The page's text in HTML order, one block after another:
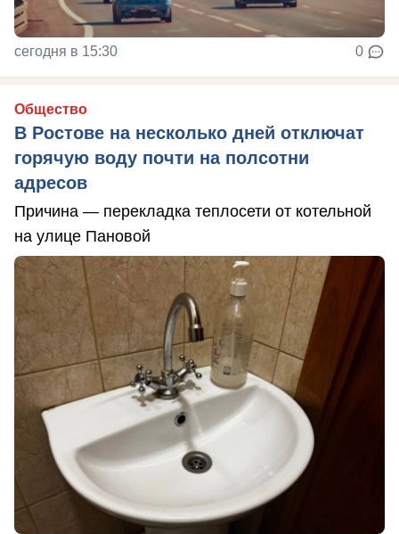
сегодня в 15:30 0
Общество
В Ростове на несколько дней отключат
горячую воду почти на полсотни
адресов
Причина — перекладка теплосети от котельной
на улице Пановой